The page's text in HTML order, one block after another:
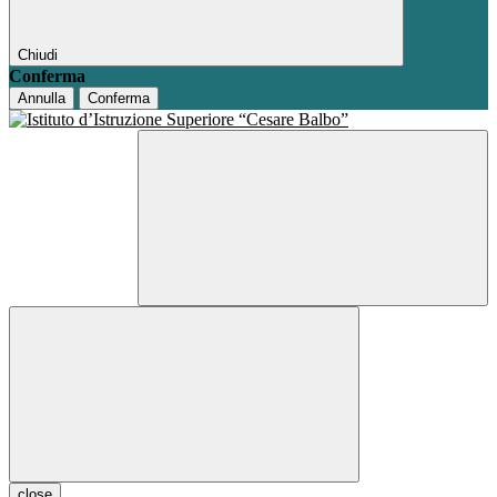
Chiudi
Conferma
Annulla Conferma